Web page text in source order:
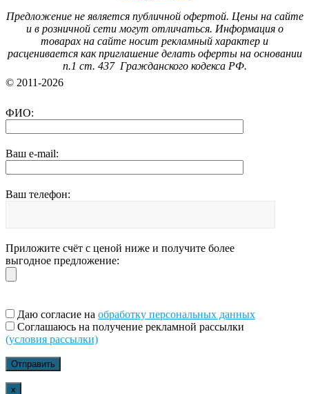
Предложение не является публичной офертой. Цены на сайте
и в розничной сети могут отличаться. Информация о
товарах на сайте носит рекламный характер и
расценивается как приглашение делать оферты на основании
п.1 ст. 437 Гражданского кодекса РФ.
© 2011-2026
ФИО:
Ваш e-mail:
Ваш телефон:
Приложите счёт с ценой ниже и получите более
выгодное предложение:
Даю согласие на обработку персональных данных
Соглашаюсь на получение рекламной рассылки
(условия рассылки)
x